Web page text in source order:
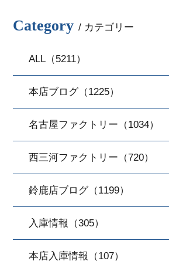
Category / カテゴリー
ALL（5211）
本店ブログ（1225）
名古屋ファクトリー（1034）
西三河ファクトリー（720）
鈴鹿店ブログ（1199）
入庫情報（305）
本店入庫情報（107）